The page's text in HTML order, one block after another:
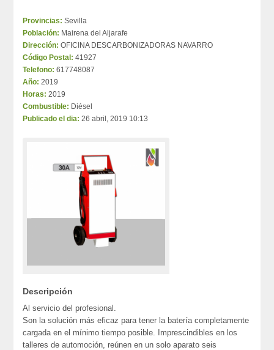
Provincias: Sevilla
Población: Mairena del Aljarafe
Dirección: OFICINA DESCARBONIZADORAS NAVARRO
Código Postal: 41927
Telefono: 617748087
Año: 2019
Horas: 2019
Combustible: Diésel
Publicado el dia: 26 abril, 2019 10:13
Descripción
Al servicio del profesional.
Son la solución más eficaz para tener la batería completamente
cargada en el mínimo tiempo posible. Imprescindibles en los
talleres de automoción, reúnen en un solo aparato seis